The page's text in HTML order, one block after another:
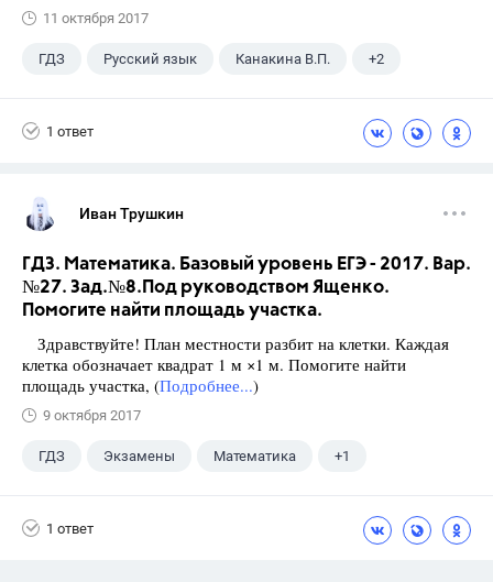
11 октября 2017
ГДЗ Русский язык Канакина В.П. +2
1 ответ
Иван Трушкин
ГДЗ. Математика. Базовый уровень ЕГЭ - 2017. Вар.
№27. Зад.№8.Под руководством Ященко.
Помогите найти площадь участка.
Здравствуйте! План местности разбит на клетки. Каждая
клетка обозначает квадрат 1 м ×1 м. Помогите найти
площадь участка, (Подробнее...)
9 октября 2017
ГДЗ Экзамены Математика +1
1 ответ